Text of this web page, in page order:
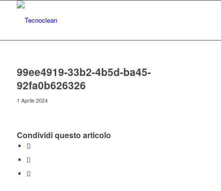
99ee4919-33b2-4b5d-ba45-
92fa0b626326
1 Aprile 2024
Condividi questo articolo